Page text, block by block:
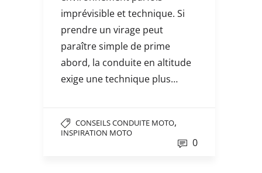
imprévisible et technique. Si
prendre un virage peut
paraître simple de prime
abord, la conduite en altitude
exige une technique plus…
CONSEILS CONDUITE MOTO,
INSPIRATION MOTO
0